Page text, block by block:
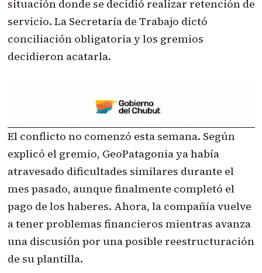
situación donde se decidió realizar retención de
servicio. La Secretaría de Trabajo dictó
conciliación obligatoria y los gremios
decidieron acatarla.
El conflicto no comenzó esta semana. Según
explicó el gremio, GeoPatagonia ya había
atravesado dificultades similares durante el
mes pasado, aunque finalmente completó el
pago de los haberes. Ahora, la compañía vuelve
a tener problemas financieros mientras avanza
una discusión por una posible reestructuración
de su plantilla.